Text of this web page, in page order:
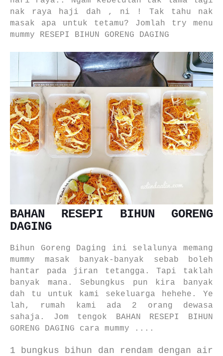
nak raya haji dah , ni ! Tak tahu nak
masak apa untuk tetamu? Jomlah try menu
mummy RESEPI BIHUN GORENG DAGING
BAHAN RESEPI BIHUN GORENG
DAGING
Bihun Goreng Daging ini selalunya memang
mummy masak banyak-banyak sebab boleh
hantar pada jiran tetangga. Tapi taklah
banyak mana. Sebungkus pun kira banyak
dah tu untuk kami sekeluarga hehehe. Ye
lah, rumah kami ada 2 orang dewasa
sahaja. Jom tengok BAHAN RESEPI BIHUN
GORENG DAGING cara mummy ....
1 bungkus bihun dan rendam dengan air